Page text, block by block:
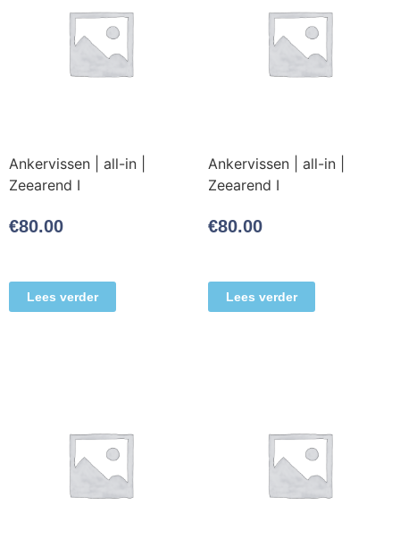
Ankervissen | all-in |
Zeearend I
€80.00
Lees verder
Ankervissen | all-in |
Zeearend I
€80.00
Lees verder